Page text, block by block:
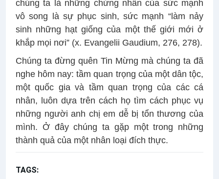
chúng ta là những chứng nhân của sức mạnh
vô song là sự phục sinh, sức mạnh “làm nảy
sinh những hạt giống của một thế giới mới ở
khắp mọi nơi” (x. Evangelii Gaudium, 276, 278).
Chúng ta đừng quên Tin Mừng mà chúng ta đã
nghe hôm nay: tầm quan trọng của một dân tộc,
một quốc gia và tầm quan trọng của các cá
nhân, luôn dựa trên cách họ tìm cách phục vụ
những người anh chị em dễ bị tổn thương của
mình. Ở đây chúng ta gặp một trong những
thành quả của một nhân loại đích thực.
TAGS: